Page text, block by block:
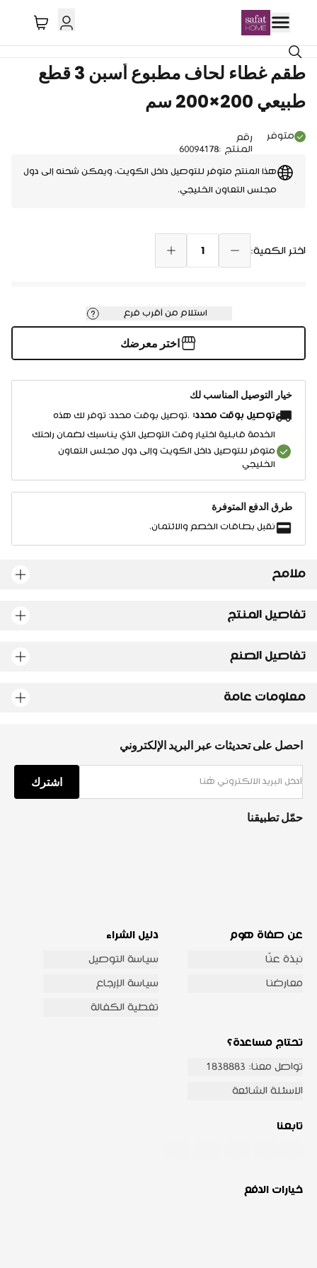
توصيل دول الخليج
طقم غطاء لحاف مطبوع أسبن 3 قطع
طبيعي 200×200 سم
متوفر
رقم
المنتج :
60094178
هذا المنتج متوفر للتوصيل داخل الكويت، ويمكن شحنه إلى دول
مجلس التعاون الخليجي.
اختر الكمية: 1
استلام من أقرب فرع
اختر معرضك
خيار التوصيل المناسب لك
توصيل بوقت محدد: .توصيل بوقت محدد: توفر لك هذه
الخدمة قابلية اختيار وقت التوصيل الذي يناسبك لضمان راحتك
متوفر للتوصيل داخل الكويت وإلى دول مجلس التعاون
الخليجي
طرق الدفع المتوفرة
نقبل بطاقات الخصم والائتمان.
ملامح
تفاصيل المنتج
تفاصيل الصنع
معلومات عامة
احصل على تحديثات عبر البريد الإلكتروني
اشترك
حمّل تطبيقنا
عن صفاة هوم
نبذة عنّا
معارضنا
دليل الشراء
سياسة التوصيل
سياسة الإرجاع
تغطية الكفالة
تحتاج مساعدة؟
تواصل معنا: 1838883
الاسئلة الشائعة
تابعنا
خيارات الدفع